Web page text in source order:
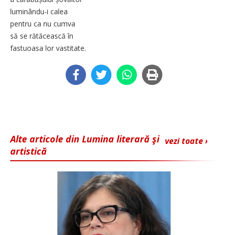
luminându-i calea
pentru ca nu cumva
să se rătăcească în
fastuoasa lor vastitate.
vezi toate ›
Alte articole din Lumina literară şi
artistică